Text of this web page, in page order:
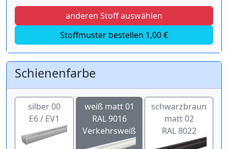
anderen Stoff auswählen
Stoffmuster bestellen 1,00 €
Schienenfarbe
silber 00
E6 / EV1
weiß matt 01
RAL 9016
Verkehrsweiß
schwarzbraun
matt 02
RAL 8022